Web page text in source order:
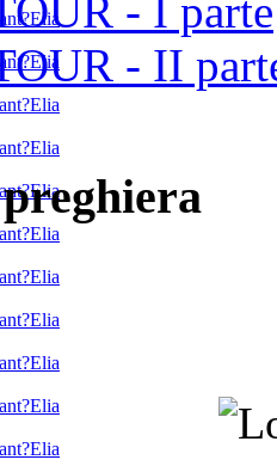
- I parte
- II